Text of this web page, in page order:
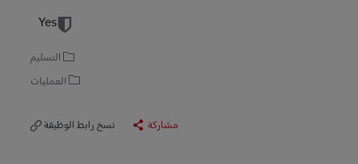
Yes
التسليم
العمليات
نسخ رابط الوظيفة مشاركة